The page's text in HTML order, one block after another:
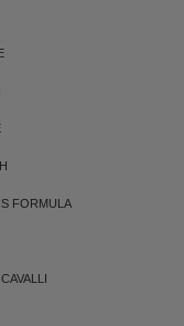
FORMULA